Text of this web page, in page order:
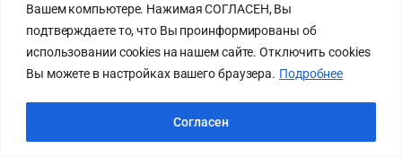
Вашем компьютере. Нажимая СОГЛАСЕН, Вы
подтверждаете то, что Вы проинформированы об
использовании cookies на нашем сайте. Отключить cookies
Вы можете в настройках вашего браузера. Подробнее
Согласен